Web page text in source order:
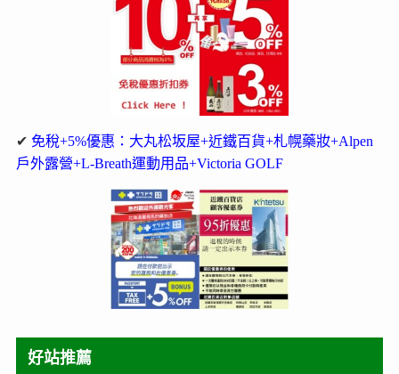
✔ 免稅+5%優惠：大丸松坂屋+近鐵百貨+札幌藥妝+Alpen
戶外露營+L-Breath運動用品+Victoria GOLF
好站推薦